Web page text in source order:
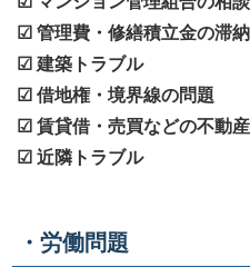
☑ 管理費・修繕積立金の滞
☑ 建築トラブル
☑ 借地権・境界線の問題
☑ 賃貸借・売買などの不動
☑ 近隣トラブル
・労働問題